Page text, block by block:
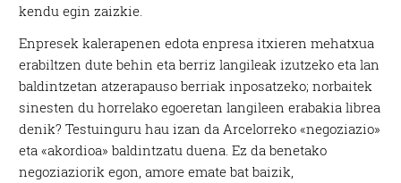
kendu egin zaizkie.
Enpresek kalerapenen edota enpresa itxieren mehatxua
erabiltzen dute behin eta berriz langileak izutzeko eta lan
baldintzetan atzerapauso berriak inposatzeko; norbaitek
sinesten du horrelako egoeretan langileen erabakia librea
denik? Testuinguru hau izan da Arcelorreko «negoziazio»
eta «akordioa» baldintzatu duena. Ez da benetako
negoziaziorik egon, amore emate bat baizik,